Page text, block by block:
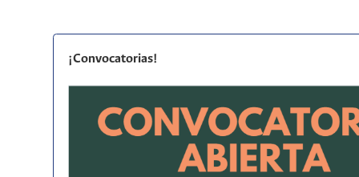
¡Convocatorias!